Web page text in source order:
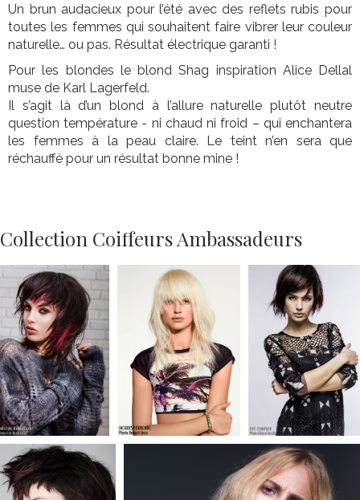
Un brun audacieux pour l’été avec des reflets rubis pour
toutes les femmes qui souhaitent faire vibrer leur couleur
naturelle… ou pas. Résultat électrique garanti !
Pour les blondes le blond Shag inspiration Alice Dellal
muse de Karl Lagerfeld.
Il s’agit là d’un blond à l’allure naturelle plutôt neutre
question température - ni chaud ni froid – qui enchantera
les femmes à la peau claire. Le teint n’en sera que
réchauffé pour un résultat bonne mine !
Collection Coiffeurs Ambassadeurs